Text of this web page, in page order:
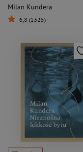
Milan Kundera
6,8 (1325)